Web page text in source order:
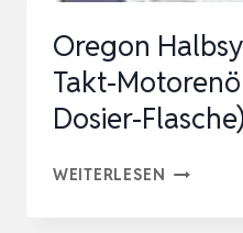
UND
ERS…
Oregon
Takt-
Dosier-
WEITERLESEN OREGON